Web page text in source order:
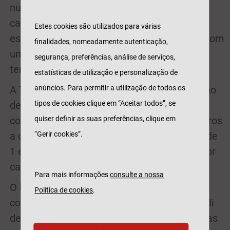
numa unidade de cuidados intensivos,
causada por infeção de Covid-19. O produto
estará em comercialização até 14 de abril com
um preço de 19,90 euros por colaborador e
tem cobertura válida durante 90 dias.
A Tranquilidade, Generali e AdvanceCare irão
desde já abranger todos os seus
colaboradores com este seguro e, nos seguros
a comercializar, irão contribuir com o valor de
1 euro para a Cruz Vermelha Portuguesa, por
cada colaborador segurado.
O lançamento deste produto insere-se num
conjunto de ações da Tranquilidade/Generali
de apoio às famílias e empresas portuguesas
Estes cookies são utilizados para várias
finalidades, nomeadamente autenticação,
segurança, preferências, análise de serviços,
estatísticas de utilização e personalização de
anúncios. Para permitir a utilização de todos os
tipos de cookies clique em “Aceitar todos”, se
quiser definir as suas preferências, clique em
“Gerir cookies”.
Para mais informaçõesconsulte a nossa
Política de cookies.